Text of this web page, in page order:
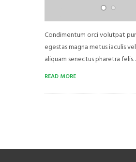
Condimentum orci volutpat
egestas magna metus iaculis
aliquam senectus pharetra
READ MORE